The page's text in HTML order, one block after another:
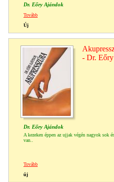
Dr. Eőry Ajándok
Tovább
Új
- Dr.
Dr. Eőry Ajándok
A kezeken éppen az ujjak végén nagyok sok
van..
Tovább
új